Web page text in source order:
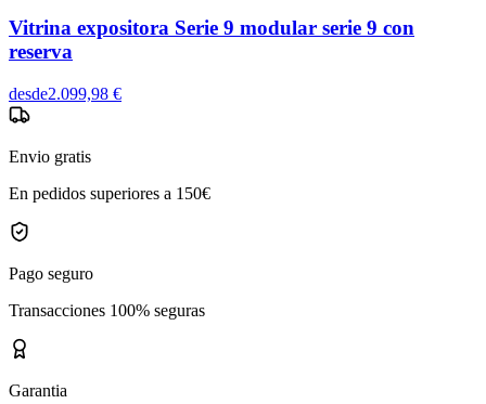
Vitrina expositora Serie 9 modular serie 9 con
reserva
desde2.099,98 €
Envio gratis
En pedidos superiores a 150€
Pago seguro
Transacciones 100% seguras
Garantia